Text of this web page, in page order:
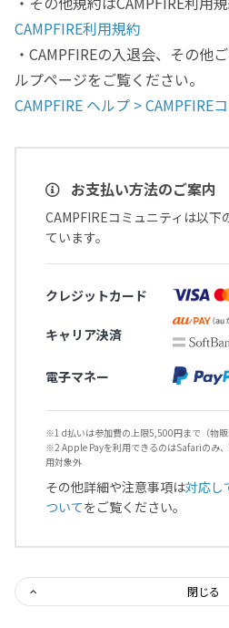
CAMPFIRE利用規約
・CAMPFIREの入退会、その他
ルプページをご覧ください。
CAMPFIRE ヘルプ > CAMPFIRE
お支払い方法のご案内
CAMPFIREコミュニティは以下
ています。
クレジットカード
キャリア決済
電子マネー
※1 d払いは参加費の上限5,500円まで（物販
※2 Apple Payを利用できるのはSafariのみ
用対象外
その他詳細や注意事項は対応し
ついてをご覧ください。
閉じる